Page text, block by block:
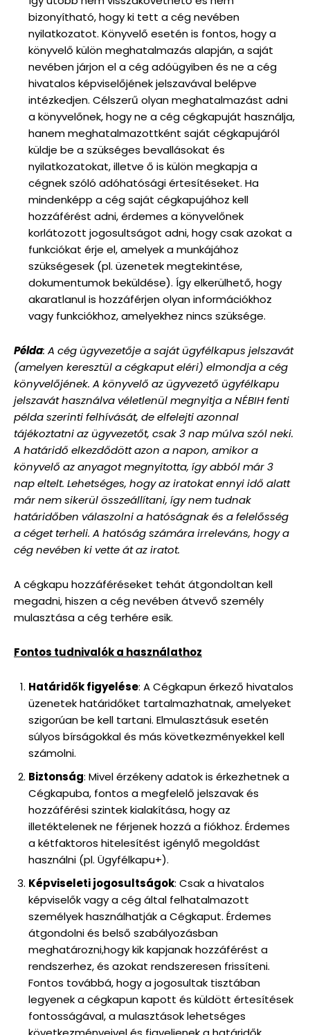
bizonyítható, hogy ki tett a cég nevében
nyilatkozatot. Könyvelő esetén is fontos, hogy a
könyvelő külön meghatalmazás alapján, a saját
nevében járjon el a cég adóügyiben és ne a cég
hivatalos képviselőjének jelszavával belépve
intézkedjen. Célszerű olyan meghatalmazást adni
a könyvelőnek, hogy ne a cég cégkapuját használja,
hanem meghatalmazottként saját cégkapujáról
küldje be a szükséges bevallásokat és
nyilatkozatokat, illetve ő is külön megkapja a
cégnek szóló adóhatósági értesítéseket. Ha
mindenképp a cég saját cégkapujához kell
hozzáférést adni, érdemes a könyvelőnek
korlátozott jogosultságot adni, hogy csak azokat a
funkciókat érje el, amelyek a munkájához
szükségesek (pl. üzenetek megtekintése,
dokumentumok beküldése). Így elkerülhető, hogy
akaratlanul is hozzáférjen olyan információkhoz
vagy funkciókhoz, amelyekhez nincs szüksége.
Példa: A cég ügyvezetője a saját ügyfélkapus jelszavát
(amelyen keresztül a cégkaput eléri) elmondja a cég
könyvelőjének. A könyvelő az ügyvezető ügyfélkapu
jelszavát használva véletlenül megnyitja a NÉBIH fenti
példa szerinti felhívását, de elfelejti azonnal
tájékoztatni az ügyvezetőt, csak 3 nap múlva szól neki.
A határidő elkezdődött azon a napon, amikor a
könyvelő az anyagot megnyitotta, így abból már 3
nap eltelt. Lehetséges, hogy az iratokat ennyi idő alatt
már nem sikerül összeállítani, így nem tudnak
határidőben válaszolni a hatóságnak és a felelősség
a céget terheli. A hatóság számára irreleváns, hogy a
cég nevében ki vette át az iratot.
A cégkapu hozzáféréseket tehát átgondoltan kell
megadni, hiszen a cég nevében átvevő személy
mulasztása a cég terhére esik.
Fontos tudnivalók a használathoz
Határidők figyelése: A Cégkapun érkező hivatalos
üzenetek határidőket tartalmazhatnak, amelyeket
szigorúan be kell tartani. Elmulasztásuk esetén
súlyos bírságokkal és más következményekkel kell
számolni.
Biztonság: Mivel érzékeny adatok is érkezhetnek a
Cégkapuba, fontos a megfelelő jelszavak és
hozzáférési szintek kialakítása, hogy az
illetéktelenek ne férjenek hozzá a fiókhoz. Érdemes
a kétfaktoros hitelesítést igénylő megoldást
használni (pl. Ügyfélkapu+).
Képviseleti jogosultságok: Csak a hivatalos
képviselők vagy a cég által felhatalmazott
személyek használhatják a Cégkaput. Érdemes
átgondolni és belső szabályozásban
meghatározni,hogy kik kapjanak hozzáférést a
rendszerhez, és azokat rendszeresen frissíteni.
Fontos továbbá, hogy a jogosultak tisztában
legyenek a cégkapun kapott és küldött értesítések
fontosságával, a mulasztások lehetséges